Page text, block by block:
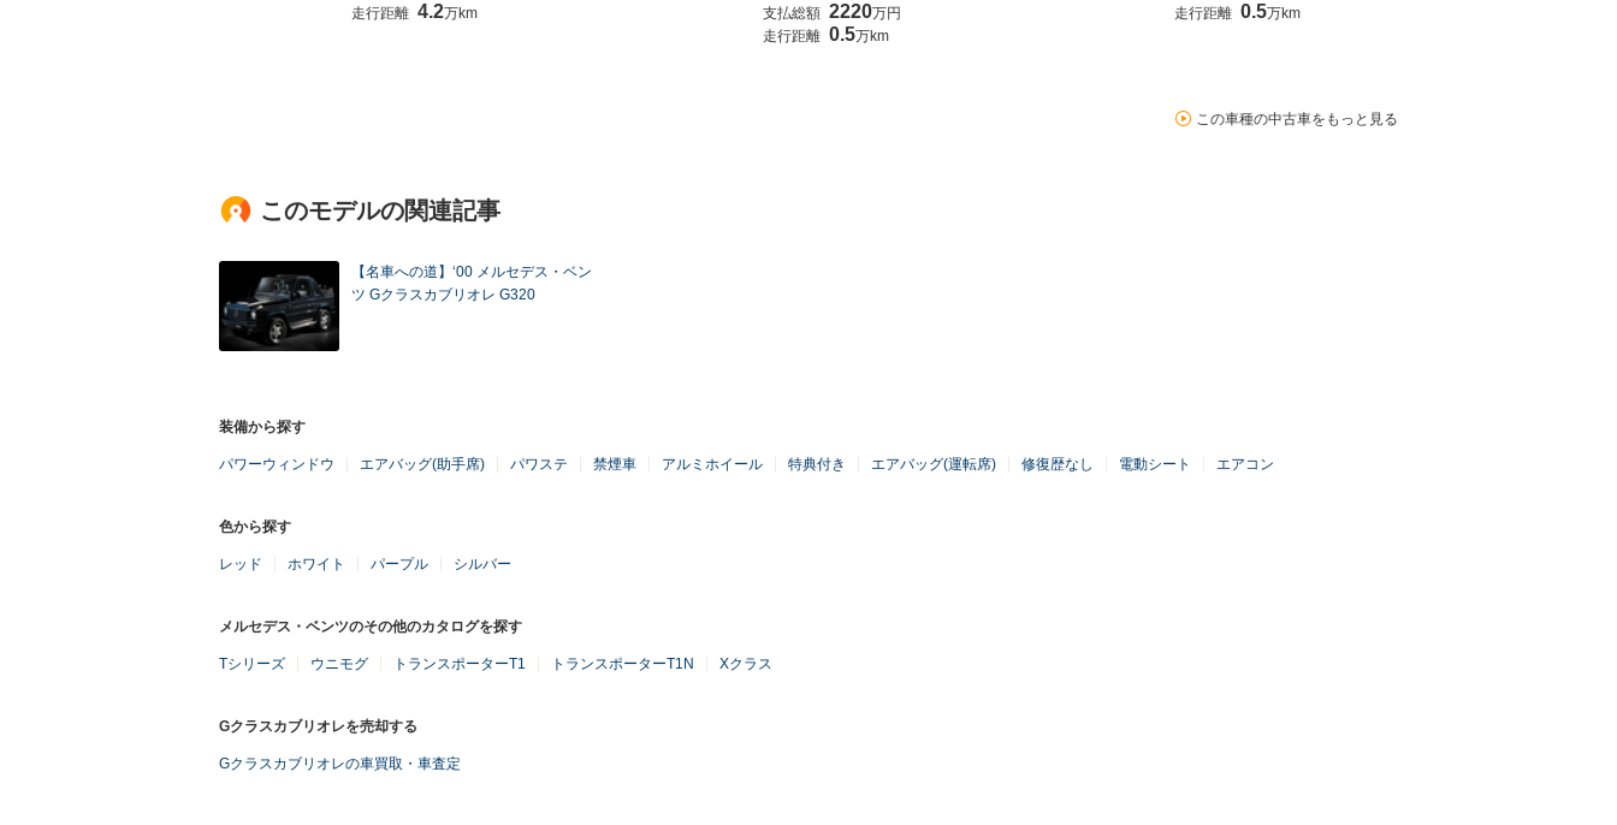
走行距離 4.2万km 支払総額 2220万円
走行距離 0.5万km
走行距離 0.5万km
この車種の中古車をもっと見る
このモデルの関連記事
【名車への道】‘00 メルセデス・ベン
ツ Gクラスカブリオレ G320
装備から探す
パワーウィンドウ エアバッグ(助手席) パワステ 禁煙車 アルミホイール 特典付き エアバッグ(運転席) 修復歴なし 電動シート エアコン
色から探す
レッド ホワイト パープル シルバー
メルセデス・ベンツのその他のカタログを探す
Tシリーズ ウニモグ トランスポーターT1 トランスポーターT1N Xクラス
Gクラスカブリオレを売却する
Gクラスカブリオレの車買取・車査定